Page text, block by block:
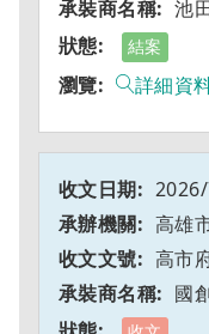
池
結案
詳細資
高雄
高市
國